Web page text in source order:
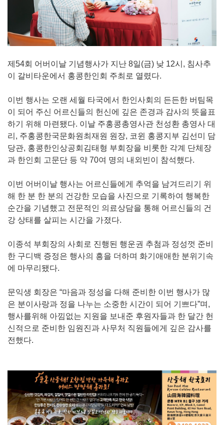
제54회 어버이날 기념행사가 지난 8일(금) 낮 12시, 침사추
이 갈비타운에서 홍콩한인회 주최로 열렸다.
이번 행사는 오랜 세월 타국에서 한인사회의 든든한 버팀목
이 되어 주신 어르신들의 헌신에 깊은 존경과 감사의 뜻을표
하기 위해 마련됐다. 이날 주홍콩총영사관 천성환 총영사 대
리, 주홍콩한국문화원최재원 원장, 코윈 홍콩지부 김선미 담
당관, 홍콩한인상공회김태형 부회장을 비롯한 각계 단체장
과 한인회 고문단 등 약 70여 명의 내외빈이 참석했다.
이번 어버이날 행사는 어르신들에게 추억을 남겨드리기 위
해 한 분 한 분의 건강한 모습을 사진으로 기록하여 행복한
순간을 기념했고 전문적인 의료상담을 통해 어르신들의 건
강 상태를 살피는 시간을 가졌다.
이종석 부회장의 사회로 진행된 행운권 추첨과 정성껏 준비
한 구디백 증정은 행사의 흥을 더하며 화기애애한 분위기속
에 마무리됐다.
문익생 회장은 “마음과 정성을 다해 준비한 이번 행사가 많
은 분이사랑과 정을 나누는 소중한 시간이 되어 기쁘다”며,
행사를위해 아낌없는 지원을 보내준 후원자들과 한 달간 헌
신적으로 준비한 임원진과 사무처 직원들에게 깊은 감사를
전했다.